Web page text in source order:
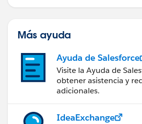
Más ayuda
Ayuda de Salesforce
Visite la Ayuda de
obtener asistencia y
adicionales.
IdeaExchange